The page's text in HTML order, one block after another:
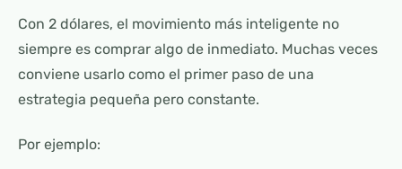
Con 2 dólares, el movimiento más inteligente no
siempre es comprar algo de inmediato. Muchas veces
conviene usarlo como el primer paso de una
estrategia pequeña pero constante.
Por ejemplo: